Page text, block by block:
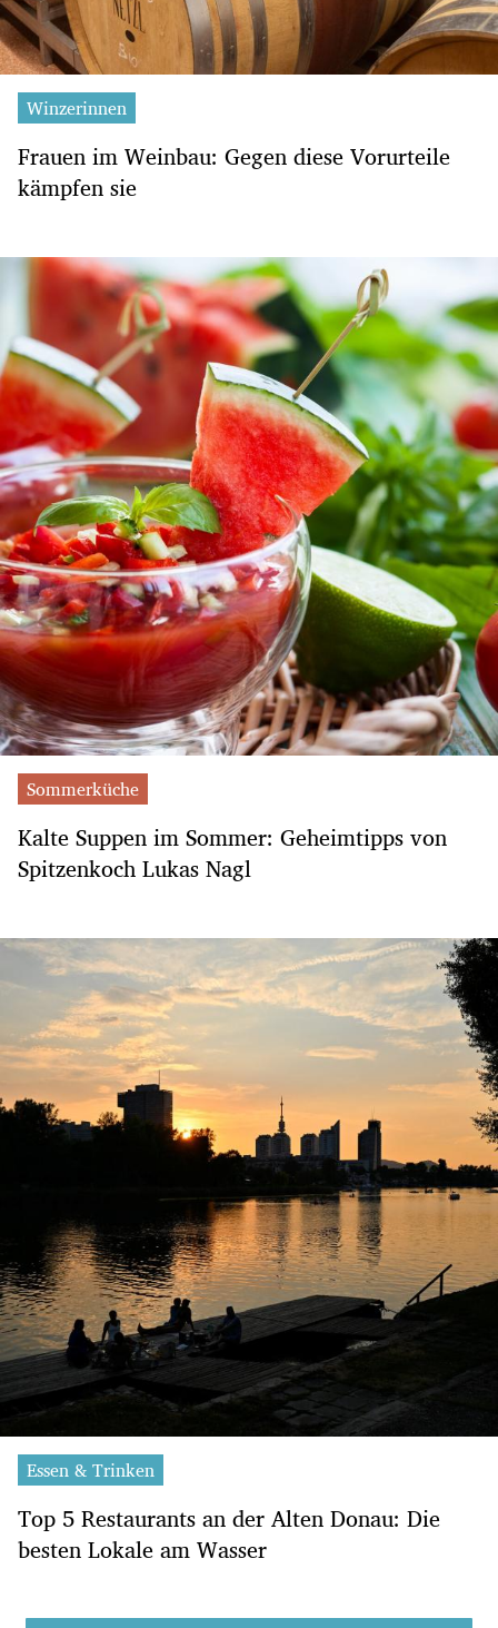
Winzerinnen
Frauen im Weinbau: Gegen diese Vorurteile
kämpfen sie
Sommerküche
Kalte Suppen im Sommer: Geheimtipps von
Spitzenkoch Lukas Nagl
Essen & Trinken
Top 5 Restaurants an der Alten Donau: Die
besten Lokale am Wasser